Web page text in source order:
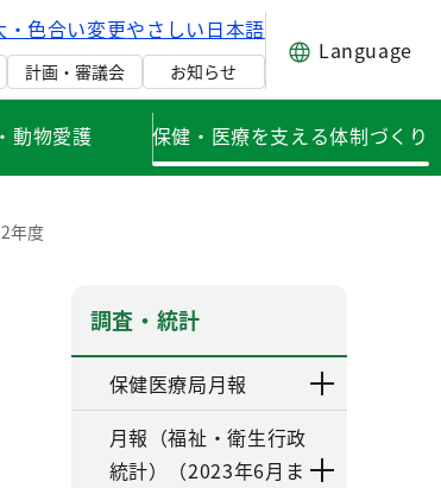
色合い変更やさしい日本語
計画・審議会 お知らせ
Language
動物愛護 保健・医療を支える体制づくり
年度
調査・統計
保健医療局月報
月報（福祉・衛生行政
統計）（2023年6月ま